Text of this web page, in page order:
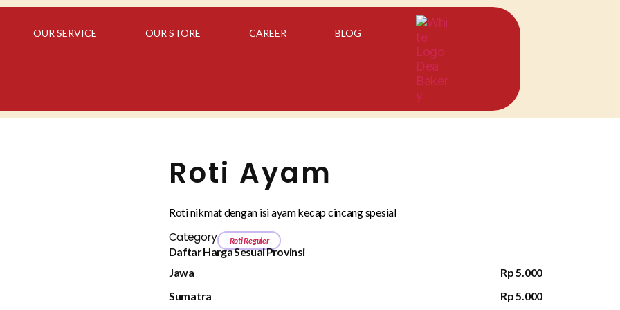
OUR SERVICE OUR STORE CAREER BLOG
Roti Ayam
Roti nikmat dengan isi ayam kecap cincang spesial
Category Roti Reguler
Daftar Harga Sesuai Provinsi
Jawa
Rp 5.000
Sumatra
Rp 5.000